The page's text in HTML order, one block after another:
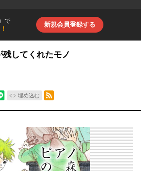
で
新規会員登録する
してくれたモノ
埋め込む
RSSフィード